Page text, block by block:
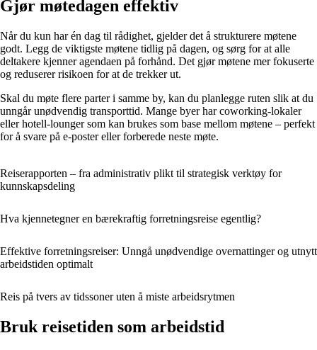
Gjør møtedagen effektiv
Når du kun har én dag til rådighet, gjelder det å strukturere møtene
godt. Legg de viktigste møtene tidlig på dagen, og sørg for at alle
deltakere kjenner agendaen på forhånd. Det gjør møtene mer fokuserte
og reduserer risikoen for at de trekker ut.
Skal du møte flere parter i samme by, kan du planlegge ruten slik at du
unngår unødvendig transporttid. Mange byer har coworking-lokaler
eller hotell-lounger som kan brukes som base mellom møtene – perfekt
for å svare på e-poster eller forberede neste møte.
Reiserapporten – fra administrativ plikt til strategisk verktøy for
kunnskapsdeling
Hva kjennetegner en bærekraftig forretningsreise egentlig?
Effektive forretningsreiser: Unngå unødvendige overnattinger og utnytt
arbeidstiden optimalt
Reis på tvers av tidssoner uten å miste arbeidsrytmen
Bruk reisetiden som arbeidstid